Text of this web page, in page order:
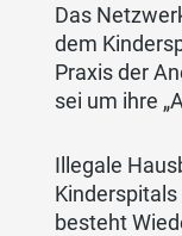
Das
dem
Praxis der
sei um ihre
Illegale
besteht